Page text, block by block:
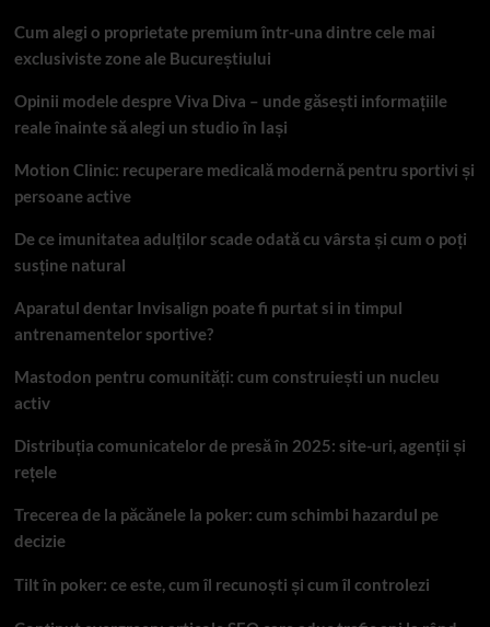
Cum alegi o proprietate premium într-una dintre cele mai
exclusiviste zone ale Bucureștiului
Opinii modele despre Viva Diva – unde găsești informațiile
reale înainte să alegi un studio în Iași
Motion Clinic: recuperare medicală modernă pentru sportivi și
persoane active
De ce imunitatea adulților scade odată cu vârsta și cum o poți
susține natural
Aparatul dentar Invisalign poate fi purtat si in timpul
antrenamentelor sportive?
Mastodon pentru comunități: cum construiești un nucleu
activ
Distribuția comunicatelor de presă în 2025: site-uri, agenții și
rețele
Trecerea de la păcănele la poker: cum schimbi hazardul pe
decizie
Tilt în poker: ce este, cum îl recunoști și cum îl controlezi